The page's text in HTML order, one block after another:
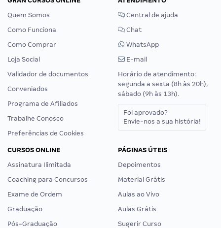
Quem Somos
Como Funciona
Como Comprar
Loja Social
Validador de documentos
Conveniados
Programa de Afiliados
Trabalhe Conosco
Preferências de Cookies
Central de ajuda
Chat
WhatsApp
E-mail
Horário de atendimento:
segunda a sexta (8h às 20h),
sábado (9h às 13h).
Foi aprovado?
Envie-nos a sua história!
CURSOS ONLINE
Assinatura Ilimitada
Coaching para Concursos
Exame de Ordem
Graduação
Pós-Graduação
PÁGINAS ÚTEIS
Depoimentos
Material Grátis
Aulas ao Vivo
Aulas Grátis
Sugerir Curso